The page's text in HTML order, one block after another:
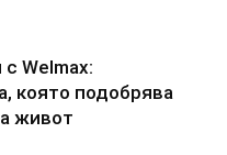
Welmax:
която подобрява
живот